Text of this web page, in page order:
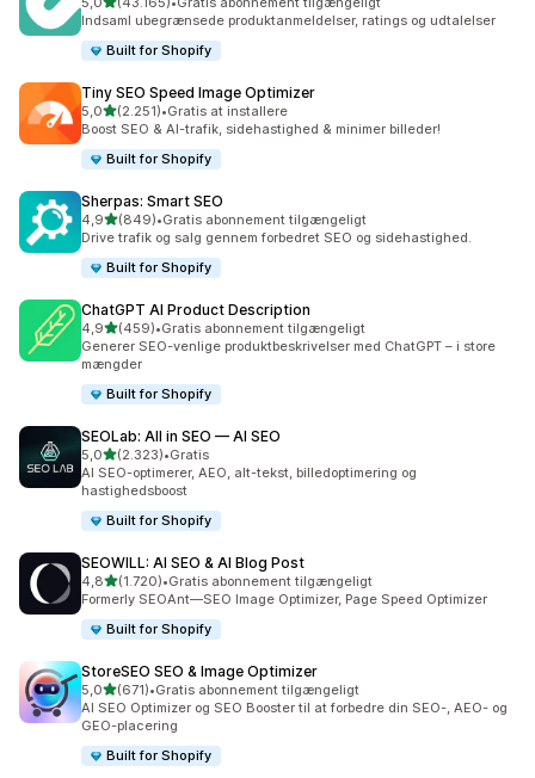
43165 anmeldelser i alt
Indsaml ubegrænsede produktanmeldelser, ratings og udtalelser
Built for Shopify
Tiny SEO Speed Image Optimizer
5,0ud af 5 stjerner
(2.251)
2251 anmeldelser i alt
•Gratis at installere
Boost SEO & AI-trafik, sidehastighed & minimer billeder!
Built for Shopify
Sherpas: Smart SEO
4,9ud af 5 stjerner
(849)
849 anmeldelser i alt
•Gratis abonnement tilgængeligt
Drive trafik og salg gennem forbedret SEO og sidehastighed.
Built for Shopify
ChatGPT AI Product Description
4,9ud af 5 stjerner
(459)
459 anmeldelser i alt
•Gratis abonnement tilgængeligt
Generer SEO-venlige produktbeskrivelser med ChatGPT – i store
mængder
Built for Shopify
SEOLab: All in SEO — AI SEO
5,0ud af 5 stjerner
(2.323)
2323 anmeldelser i alt
•Gratis
AI SEO-optimerer, AEO, alt-tekst, billedoptimering og
hastighedsboost
Built for Shopify
SEOWILL: AI SEO & AI Blog Post
4,8ud af 5 stjerner
(1.720)
1720 anmeldelser i alt
•Gratis abonnement tilgængeligt
Formerly SEOAnt—SEO Image Optimizer, Page Speed Optimizer
Built for Shopify
StoreSEO SEO & Image Optimizer
5,0ud af 5 stjerner
(671)
671 anmeldelser i alt
•Gratis abonnement tilgængeligt
AI SEO Optimizer og SEO Booster til at forbedre din SEO-, AEO- og
GEO-placering
Built for Shopify